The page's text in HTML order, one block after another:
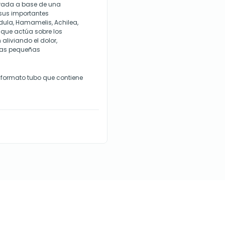
a base de una
importantes
Hamamelis, Achilea,
actúa sobre los
el dolor,
pequeñas
tubo que contiene